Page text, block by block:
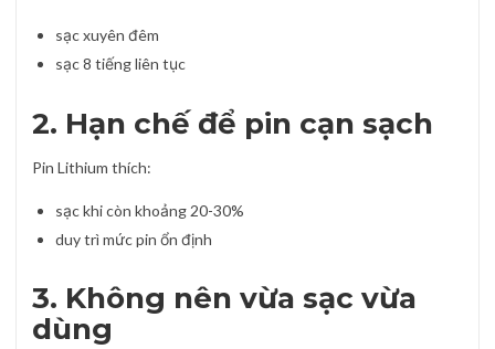
sạc xuyên đêm
sạc 8 tiếng liên tục
2. Hạn chế để pin cạn sạch
Pin Lithium thích:
sạc khi còn khoảng 20-30%
duy trì mức pin ổn định
3. Không nên vừa sạc vừa
dùng